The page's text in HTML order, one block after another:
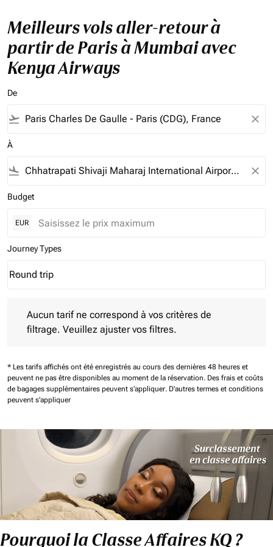
Meilleurs vols aller-retour à
partir de Paris à Mumbai avec
Kenya Airways
De
flight_takeoff close
À
flight_land close
Budget
EUR
Journey Types
Journey Types option Round trip Selected
Round trip
keyboard_arrow_down
Aucun tarif ne correspond à vos critères de
filtrage. Veuillez ajuster vos filtres.
* Les tarifs affichés ont été enregistrés au cours des dernières 48 heures et
peuvent ne pas être disponibles au moment de la réservation. Des frais et coûts
de bagages supplémentaires peuvent s'appliquer. D'autres termes et conditions
peuvent s'appliquer
Pourquoi la Classe Affaires KQ ?